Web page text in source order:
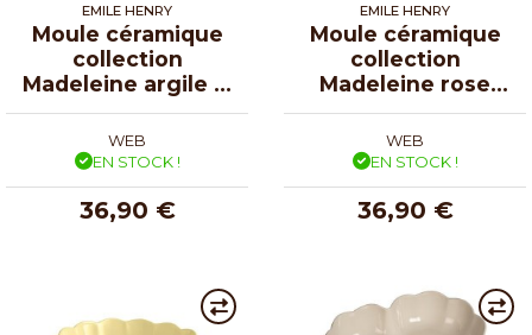
EMILE HENRY
Moule céramique
collection
Madeleine argile Ø
27 cm
WEB
EN STOCK !
36,90 €
EMILE HENRY
Moule céramique
collection
Madeleine rose
candy Ø 27 cm
WEB
EN STOCK !
36,90 €